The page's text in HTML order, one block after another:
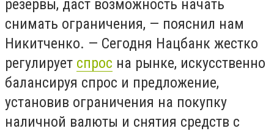
резервы, даст возможность начать
снимать ограничения, — пояснил нам
Никитченко. — Сегодня Нацбанк жестко
регулирует спрос на рынке, искусственно
балансируя спрос и предложение,
установив ограничения на покупку
наличной валюты и снятия средств с